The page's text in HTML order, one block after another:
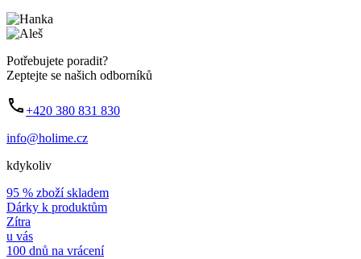
Potřebujete poradit?
Zeptejte se našich odborníků
+420 380 831 830
info@holime.cz
kdykoliv
95 % zboží skladem
Dárky k produktům
Zítra
u vás
100 dnů na vrácení